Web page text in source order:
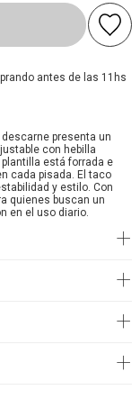
antes de las 11hs
presenta un
con hebilla
está forrada e
cada pisada. El taco
y estilo. Con
quienes buscan un
en el uso diario.